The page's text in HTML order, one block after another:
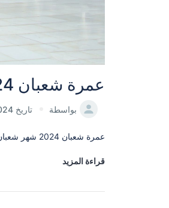
عمرة شعبان 2024
بواسطة تاريخ 07/03/2024
عمرة شعبان 2024 شهر شعبان هو الشهر الثامن من التقويم الهجري، وهو شهر مبارك يستعد فيه المسلمونلشهر رمضان المبارك. ويُعد شهر[...]
قراءة المزيد